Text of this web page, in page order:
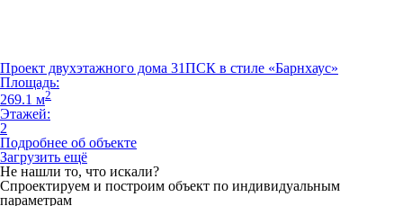
Проект двухэтажного дома 31ПСК в стиле «Барнхаус»
Площадь:
269.1 м2
Этажей:
2
Подробнее об объекте
Загрузить ещё
Не нашли то, что искали?
Спроектируем и построим объект по индивидуальным
параметрам